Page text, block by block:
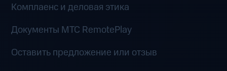
Комплаенс и деловая этика
Документы MTC RemotePlay
Оставить предложение или отзыв